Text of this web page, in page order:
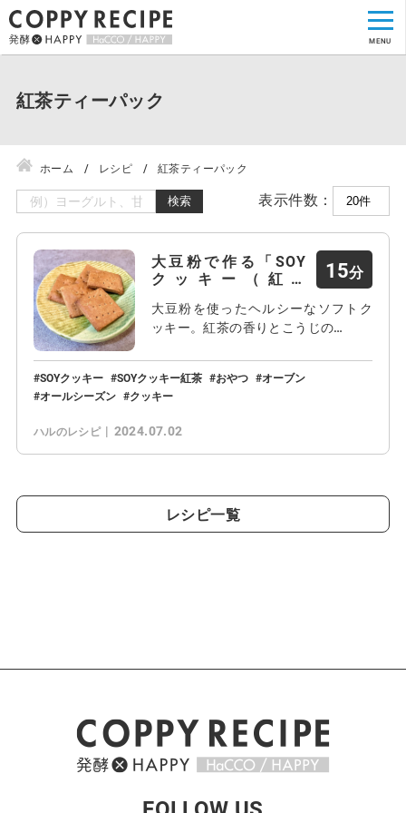
紅茶ティーパック
ホーム レシピ 紅茶ティーパック
検索 表示件数：
大豆粉で作る「SOY
クッキー（紅茶
15
大豆粉を使ったヘルシーなソフトク
ッキー。紅茶の香りとこうじの…
SOYクッキー SOYクッキー紅茶 おやつ
オーブン
オールシーズン
クッキー
ハルのレシピ 2024.07.02
レシピ一覧